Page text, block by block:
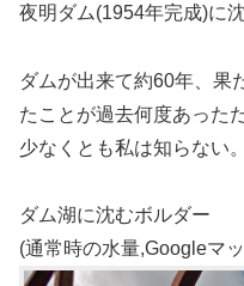
夜明ダム(1954年完成)に
ダムが出来て約60年、果
たことが過去何度あった
少なくとも私は知らない。
ダム湖に沈むボルダー
(通常時の水量,Googleマ